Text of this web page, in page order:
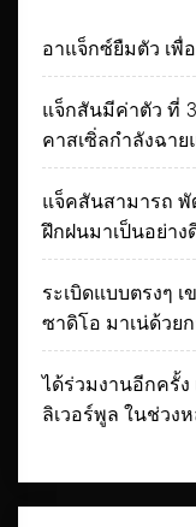
อาแจ็กซ์ยืมตัว เ
แจ็กสันมีค่าตัว ที่
คาสเซิ่ลกำลังฉาย
แจ็คสันสามารถ พั
ฝึกฝนมาเป็นอย่าง
ระเบิดแบบตรงๆ
ซาดิโอ มาเน่ด้วย
ได้ร่วมงานอีกครั้
ลิเวอร์พูล ในช่วง